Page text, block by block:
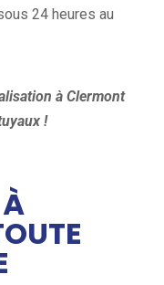
24 heures au
à Clermont
!